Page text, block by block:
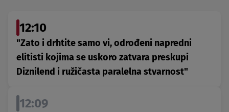
12:10
"Zato i drhtite samo vi, odrođeni napredni
elitisti kojima se uskoro zatvara preskupi
Diznilend i ružičasta paralelna stvarnost"
12:09